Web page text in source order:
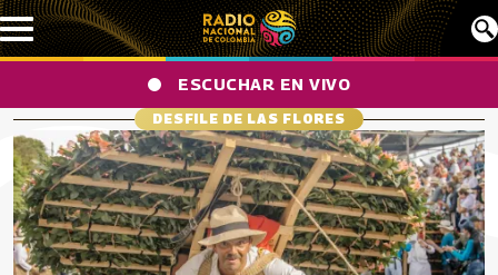
Pasar al contenido principal
ESCUCHAR EN VIVO
DESFILE DE LAS FLORES